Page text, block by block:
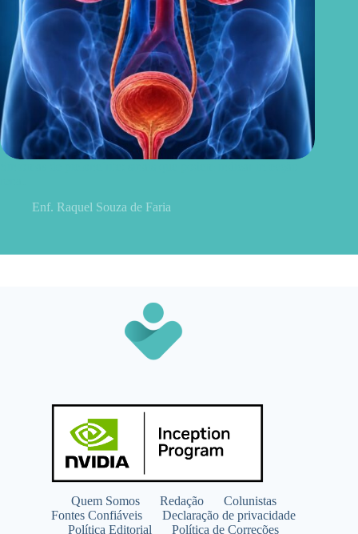
Enf. Raquel Souza de Faria
Quem Somos Redação
Colunistas
Fontes Confiáveis
Declaração de privacidade
Política Editorial
Política de Correções